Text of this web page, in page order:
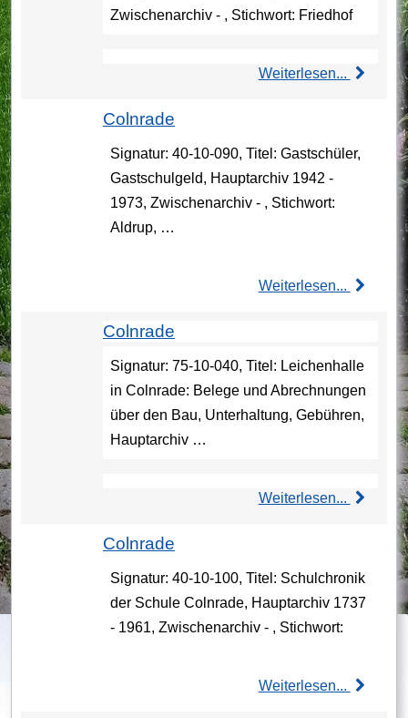
Zwischenarchiv - , Stichwort: Friedhof
Weiterlesen...
Colnrade
Signatur: 40-10-090, Titel: Gastschüler,
Gastschulgeld, Hauptarchiv 1942 -
1973, Zwischenarchiv - , Stichwort:
Aldrup, …
Weiterlesen...
Colnrade
Signatur: 75-10-040, Titel: Leichenhalle
in Colnrade: Belege und Abrechnungen
über den Bau, Unterhaltung, Gebühren,
Hauptarchiv …
Weiterlesen...
Colnrade
Signatur: 40-10-100, Titel: Schulchronik
der Schule Colnrade, Hauptarchiv 1737
- 1961, Zwischenarchiv - , Stichwort:
Weiterlesen...